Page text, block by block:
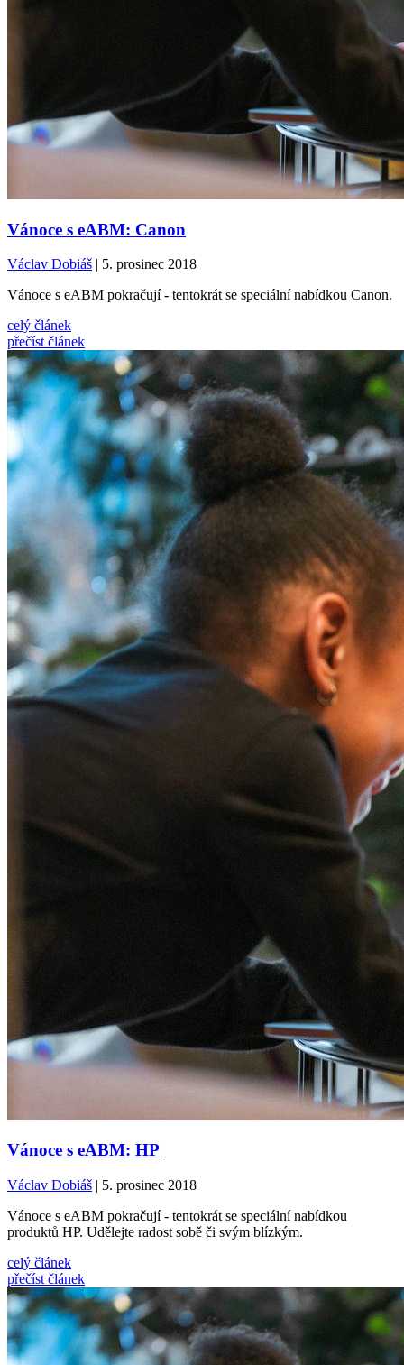
Vánoce s eABM: Canon
Václav Dobiáš | 5. prosinec 2018
Vánoce s eABM pokračují - tentokrát se speciální nabídkou Canon.
celý článek
přečíst článek
Vánoce s eABM: HP
Václav Dobiáš | 5. prosinec 2018
Vánoce s eABM pokračují - tentokrát se speciální nabídkou
produktů HP. Udělejte radost sobě či svým blízkým.
celý článek
přečíst článek